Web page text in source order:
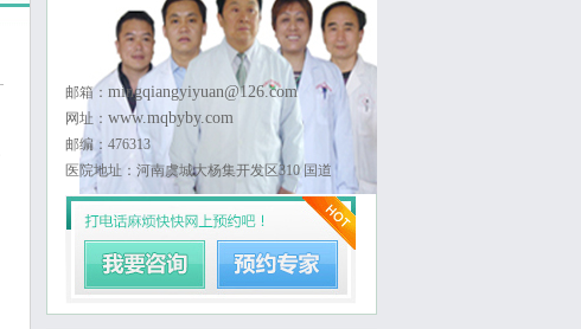
邮箱： mingqiangyiyuan@126.com
网址： www.mqbyby.com
邮编：476313
医院地址：河南虞城大杨集开发区310 国道